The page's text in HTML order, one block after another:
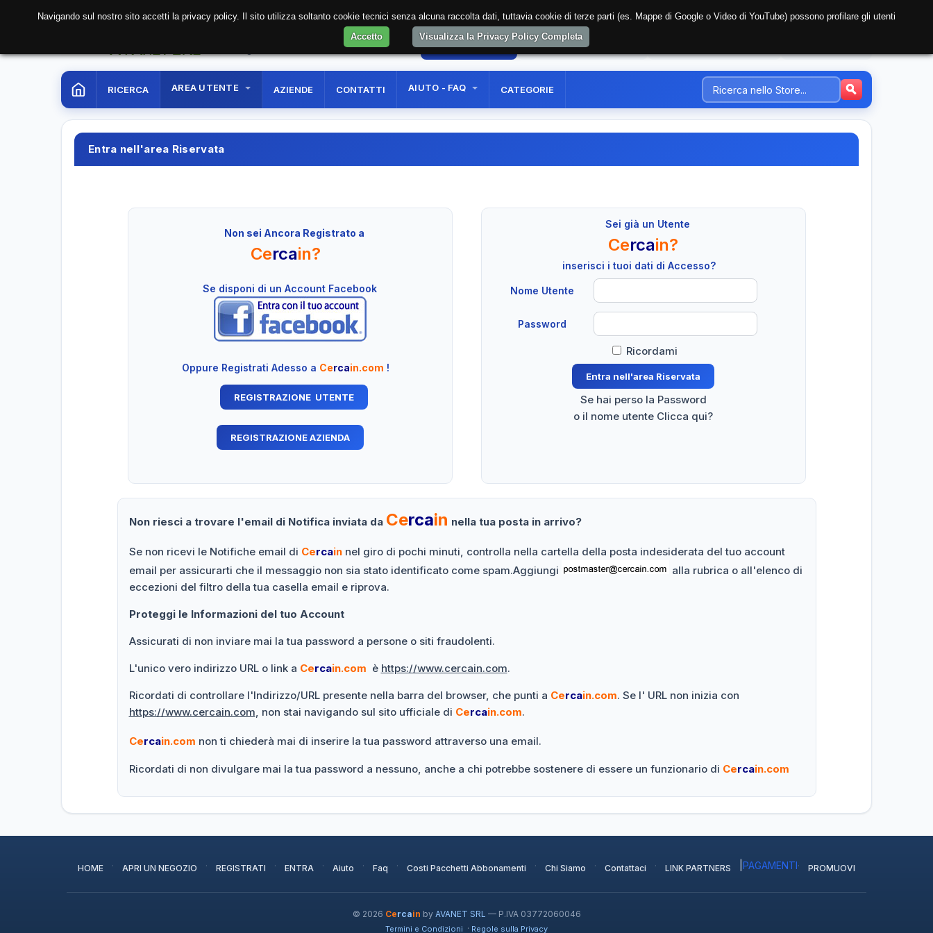
AREA RISERVATA REGISTRAZIONE UTENTE
RICERCA AREA UTENTE AZIENDE CONTATTI AIUTO - FAQ CATEGORIE
Entra nell'area Riservata
Non sei Ancora Registrato a
Cercain?
Se disponi di un Account Facebook
Oppure Registrati Adesso a Cercain.com !
Sei già un Utente
Cercain?
inserisci i tuoi dati di Accesso?
Nome Utente
Password
Ricordami
Se hai perso la Password
o il nome utente Clicca qui?
Non riesci a trovare l'email di Notifica inviata da Cercain nella tua posta in arrivo?
Se non ricevi le Notifiche email di Cercainnel giro di pochi minuti, controlla nella cartella della posta indesiderata del tuo account
email per assicurarti che il messaggio non sia stato identificato come spam.Aggiungi
alla rubrica o all'elenco di
eccezioni del filtro della tua casella email e riprova.
Proteggi le Informazioni del tuo Account
Assicurati di non inviare mai la tua password a persone o siti fraudolenti.
L'unico vero indirizzo URL o link a Cercain.com è https://www.cercain.com.
Ricordati di controllare l'Indirizzo/URL presente nella barra del browser, che punti a Cercain.com. Se l' URL non inizia con
https://www.cercain.com, non stai navigando sul sito ufficiale di Cercain.com.
Cercain.com non ti chiederà mai di inserire la tua password attraverso una email.
Ricordati di non divulgare mai la tua password a nessuno, anche a chi potrebbe sostenere di essere un funzionario di Cercain.com
HOME · APRI UN NEGOZIO · REGISTRATI · ENTRA · Aiuto · Faq · Costi Pacchetti Abbonamenti · Chi Siamo · Contattaci · LINK PARTNERS PAGAMENTI· PROMUOVI
© 2026 Cercain by AVANET SRL — P.IVA 03772060046
Termini e Condizioni · Regole sulla Privacy
Navigando sul nostro sito accetti la privacy policy. Il sito utilizza soltanto cookie tecnici senza alcuna raccolta dati, tuttavia cookie di terze parti (es. Mappe di Google o Video di YouTube) possono profilare gli utenti
Accetto
Visualizza la Privacy Policy Completa